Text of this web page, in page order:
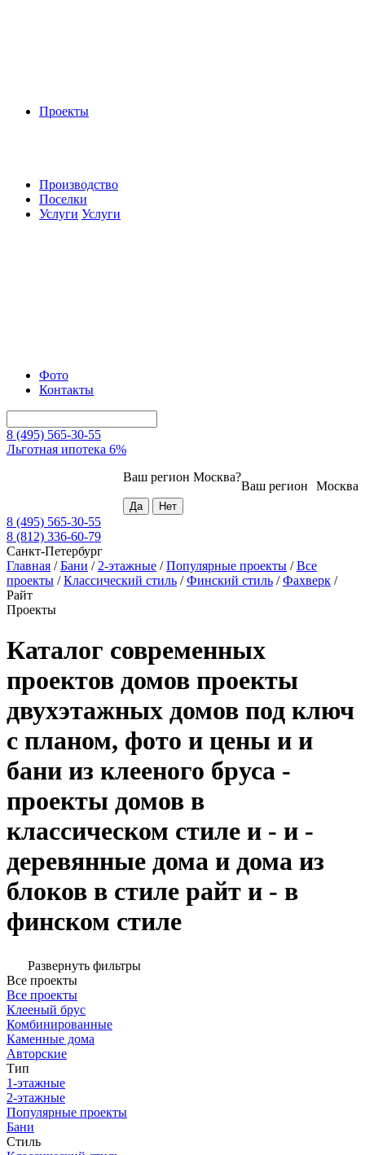
Проекты
Производство
Поселки
Услуги Услуги
Фото
Контакты
8 (495) 565-30-55
Льготная ипотека 6%
Москва
Ваш регион
Ваш регион Москва?
8 (495) 565-30-55
8 (812) 336-60-79
Санкт-Петербург
Главная /Бани / 2-этажные /Популярные проекты /Все
проекты /Классический стиль /Финский стиль /Фахверк /
Райт
Проекты
Каталог современных
проектов домов проекты
двухэтажных домов под ключ
с планом, фото и цены и и
бани из клееного бруса -
проекты домов в
классическом стиле и - и -
деревянные дома и дома из
блоков в стиле райт и - в
финском стиле
Развернуть фильтры
Все проекты
Все проекты
Клееный брус
Комбинированные
Каменные дома
Авторские
Тип
1-этажные
2-этажные
Популярные проекты
Бани
Стиль